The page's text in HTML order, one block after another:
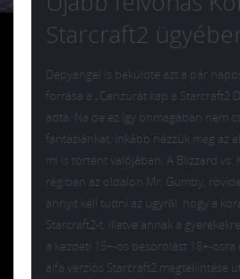
Starcraft2
Depyangel is beküldte azt a pár
forrása a „Cenzúrát kap a Starcraft2
adta. Na de ez így önmagában nem
fantáziánkat, inkább nézzük meg az
mi is történt valójában. A Blizzard vs.
régiben az oldalon Mr. Gumby,
annyit kell tudni az ügyről, hogy a
Starcraft2-t, illetve annak a
a kezdeti 15+-os besorolást 18+-
alfa verziós Starcraft2 megtekintése